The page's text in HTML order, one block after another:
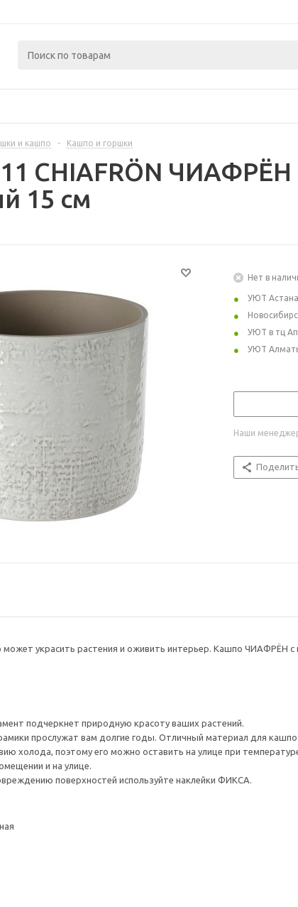
и кашпо - Кашпо и горшки
CHIAFRÖN
15 см
Нет в
УЮТ Астана
УЮТ в тц
УЮТ
Наши
украсить растения и оживить интерьер. Кашпо ЧИАФРЁН
подчеркнет природную красоту ваших растений.
прослужат вам долгие годы. Отличный материал для
холода, поэтому его можно оставить на улице при
и на улице.
поверхностей используйте наклейки ФИКСА.